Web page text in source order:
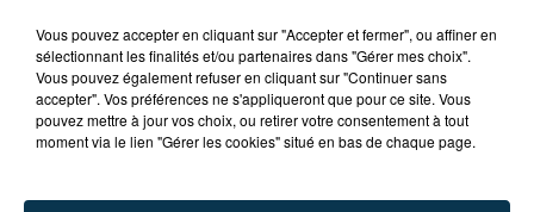
TITRES DIFFUSÉS
0h17
0h17 0h15
0h15
Vous pouvez accepter en cliquant sur "Accepter et fermer", ou affiner en
sélectionnant les finalités et/ou partenaires dans "Gérer mes choix".
Vous pouvez également refuser en cliquant sur "Continuer sans
accepter". Vos préférences ne s'appliqueront que pour ce site. Vous
pouvez mettre à jour vos choix, ou retirer votre consentement à tout
moment via le lien "Gérer les cookies" situé en bas de chaque page.